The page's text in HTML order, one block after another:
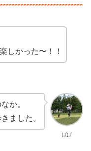
しかった〜！！
ぱぱ
か。
ました。